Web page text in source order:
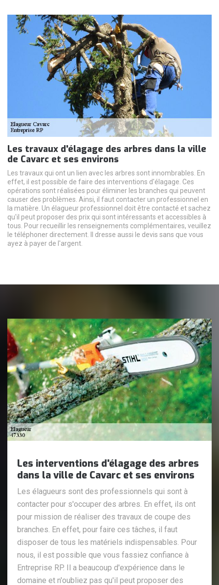
Les travaux d'élagage des arbres dans la ville
de Cavarc et ses environs
Les travaux qui ont un lien avec les arbres sont innombrables. En
effet, il est possible de faire des interventions d'élagage. Ces
opérations sont réalisées pour éliminer les branches qui peuvent
causer des problèmes. Ainsi, il faut contacter un professionnel en
la matière. Un élagueur professionnel doit être contacté et sachez
qu'il peut proposer des prix qui sont intéressants et accessibles à
tous. Pour recueillir les renseignements complémentaires, veuillez
le téléphoner directement. Il dresse aussi le devis sans que vous
ayez à payer de l'argent.
Les interventions d'élagage des arbres
dans la ville de Cavarc et ses environs
Les élagueurs sont des professionnels qui sont à
contacter pour s'occuper des arbres. En effet, ils ont
pour mission de réaliser des travaux de coupe des
branches. En effet, pour faire ces tâches, il faut
disposer de tous les matériels indispensables. Pour
nous, il est possible que vous fassiez confiance à
Entreprise RP. Il a beaucoup d'expérience dans le
domaine et n'oubliez pas qu'il peut proposer des